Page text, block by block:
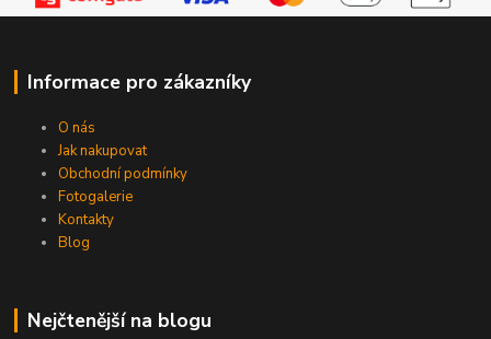
Informace pro zákazníky
O nás
Jak nakupovat
Obchodní podmínky
Fotogalerie
Kontakty
Blog
Nejčtenější na blogu